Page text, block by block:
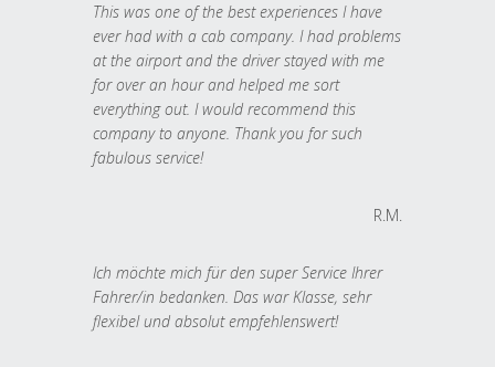
This was one of the best experiences I have
ever had with a cab company. I had problems
at the airport and the driver stayed with me
for over an hour and helped me sort
everything out. I would recommend this
company to anyone. Thank you for such
fabulous service!
R.M.
Ich möchte mich für den super Service Ihrer
Fahrer/in bedanken. Das war Klasse, sehr
flexibel und absolut empfehlenswert!